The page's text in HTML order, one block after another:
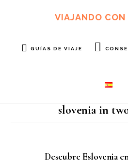
VIAJANDO CON
GUÍAS DE VIAJE
slovenia in
Descubre Eslovenia